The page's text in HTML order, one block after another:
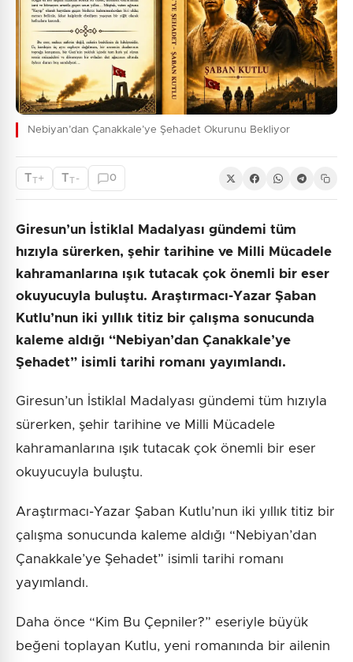
Nebiyan’dan Çanakkale’ye Şehadet Okurunu Bekliyor
TT+ TT - 0
Giresun’un İstiklal Madalyası gündemi tüm
hızıyla sürerken, şehir tarihine ve Milli Mücadele
kahramanlarına ışık tutacak çok önemli bir eser
okuyucuyla buluştu. Araştırmacı-Yazar Şaban
Kutlu’nun iki yıllık titiz bir çalışma sonucunda
kaleme aldığı “Nebiyan’dan Çanakkale’ye
Şehadet” isimli tarihi romanı yayımlandı.
Giresun’un İstiklal Madalyası gündemi tüm hızıyla
sürerken, şehir tarihine ve Milli Mücadele
kahramanlarına ışık tutacak çok önemli bir eser
okuyucuyla buluştu.
Araştırmacı-Yazar Şaban Kutlu’nun iki yıllık titiz bir
çalışma sonucunda kaleme aldığı “Nebiyan’dan
Çanakkale’ye Şehadet” isimli tarihi romanı
yayımlandı.
Daha önce “Kim Bu Çepniler?” eseriyle büyük
beğeni toplayan Kutlu, yeni romanında bir ailenin